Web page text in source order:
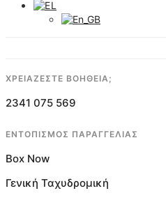
ΧΡΕΙΑΖΕΣΤΕ ΒΟΗΘΕΙΑ;
2341 075 569
ΕΝΤΟΠΙΣΜΟΣ ΠΑΡΑΓΓΕΛΙΑΣ
Box Now
Γενική Ταχυδρομική